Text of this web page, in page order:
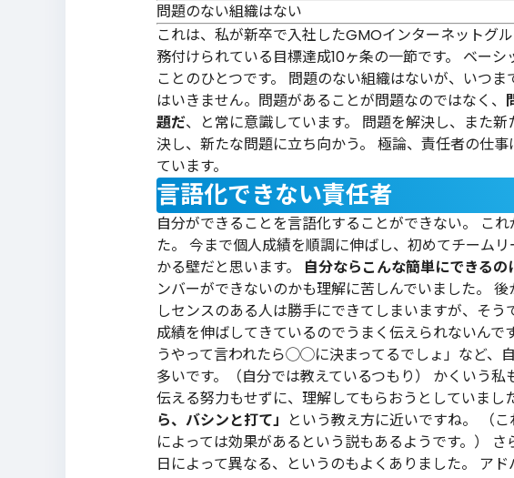
問題のない組織はない
これは、私が新卒で入社したGMOインターネットグ
務付けられている目標達成10ヶ条の一節です。 ベー
ことのひとつです。 問題のない組織はないが、いつ
はいきません。問題があることが問題なのではなく、
題だ、と常に意識しています。 問題を解決し、また
決し、新たな問題に立ち向かう。 極論、責任者の仕
ています。
言語化できない責任者
自分ができることを言語化することができない。 こ
た。 今まで個人成績を順調に伸ばし、初めてチーム
かる壁だと思います。 自分ならこんな簡単にできるの
ンバーができないのかも理解に苦しんでいました。
しセンスのある人は勝手にできてしまいますが、そ
成績を伸ばしてきているのでうまく伝えられないん
うやって言われたら◯◯に決まってるでしょ」など、
多いです。（自分では教えているつもり） かくいう
伝える努力もせずに、理解してもらおうとしていまし
ら、バシンと打て」 という教え方に近いですね。 （
によっては効果があるという説もあるようです。）
日によって異なる、というのもよくありました。 ア